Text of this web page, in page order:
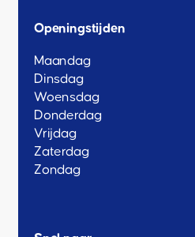
Openingstijden
Maandag
Dinsdag
Woensdag
Donderdag
Vrijdag
Zaterdag
Zondag